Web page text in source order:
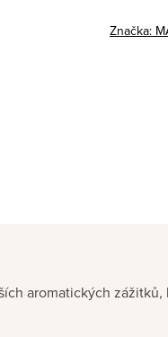
Značka:
aromatických